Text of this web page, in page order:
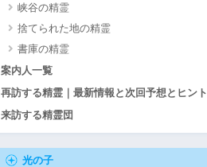
峡谷の精霊
捨てられた地の精霊
書庫の精霊
案内人一覧
再訪する精霊｜最新情報と次回予想とヒント
来訪する精霊団
光の子